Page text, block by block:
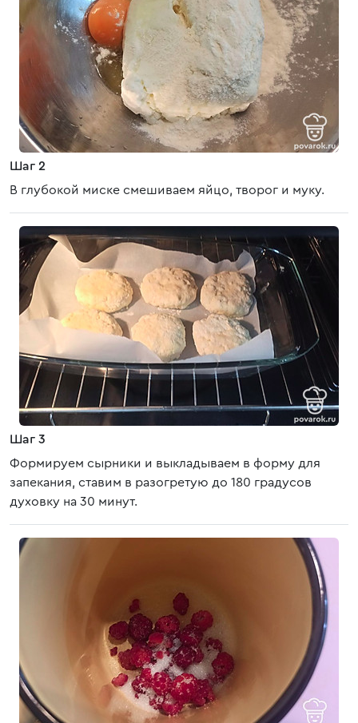
Шаг 2
В глубокой миске смешиваем яйцо, творог и муку.
Шаг 3
Формируем сырники и выкладываем в форму для
запекания, ставим в разогретую до 180 градусов
духовку на 30 минут.